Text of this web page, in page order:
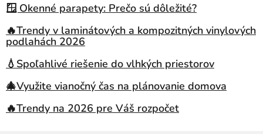
🪟 Okenné parapety: Prečo sú dôležité?
🔥Trendy v laminátových a kompozitných vinylových
podlahách 2026
💧Spoľahlivé riešenie do vlhkých priestorov
🎄Využite vianočný čas na plánovanie domova
🔥Trendy na 2026 pre Váš rozpočet